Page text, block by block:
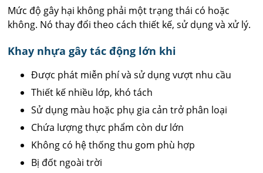
Mức độ gây hại không phải một trạng thái có hoặc
không. Nó thay đổi theo cách thiết kế, sử dụng và xử lý.
Khay nhựa gây tác động lớn khi
Được phát miễn phí và sử dụng vượt nhu cầu
Thiết kế nhiều lớp, khó tách
Sử dụng màu hoặc phụ gia cản trở phân loại
Chứa lượng thực phẩm còn dư lớn
Không có hệ thống thu gom phù hợp
Bị đốt ngoài trời